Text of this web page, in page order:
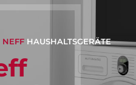
NEFFHAUSHALTSGERÄTE